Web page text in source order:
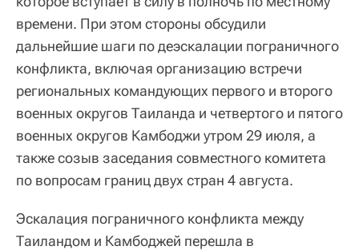
времени. При этом стороны обсудили
дальнейшие шаги по деэскалации пограничного
конфликта, включая организацию встречи
региональных командующих первого и второго
военных округов Таиланда и четвертого и пятого
военных округов Камбоджи утром 29 июля, а
также созыв заседания совместного комитета
по вопросам границ двух стран 4 августа.
Эскалация пограничного конфликта между
Таиландом и Камбоджей перешла в